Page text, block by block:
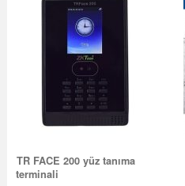
TR FACE 200 yüz tanıma
terminali